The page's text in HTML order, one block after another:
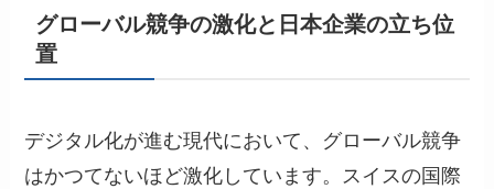
グローバル競争の激化と日本企業の立ち位
置
デジタル化が進む現代において、グローバル競争
はかつてないほど激化しています。スイスの国際